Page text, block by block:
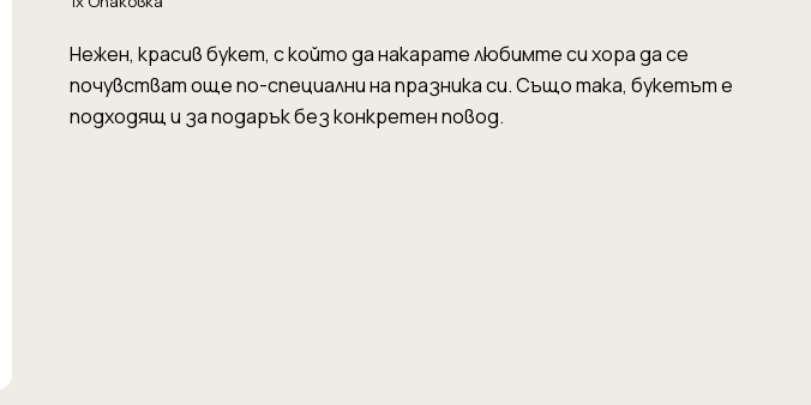
Нежен, красив букет, с който да накарате любимте си хора да се
почувстват още по-специални на празника си. Също така, букетът е
подходящ и за подарък без конкретен повод.